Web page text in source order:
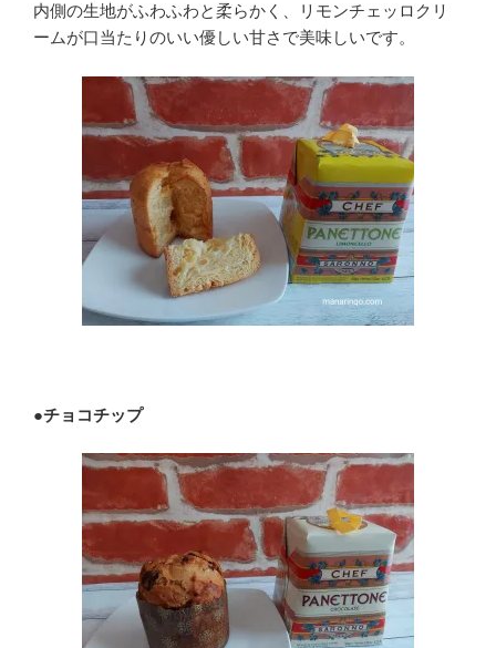
内側の生地がふわふわと柔らかく、リモンチェッロクリ
ームが口当たりのいい優しい甘さで美味しいです。
●チョコチップ